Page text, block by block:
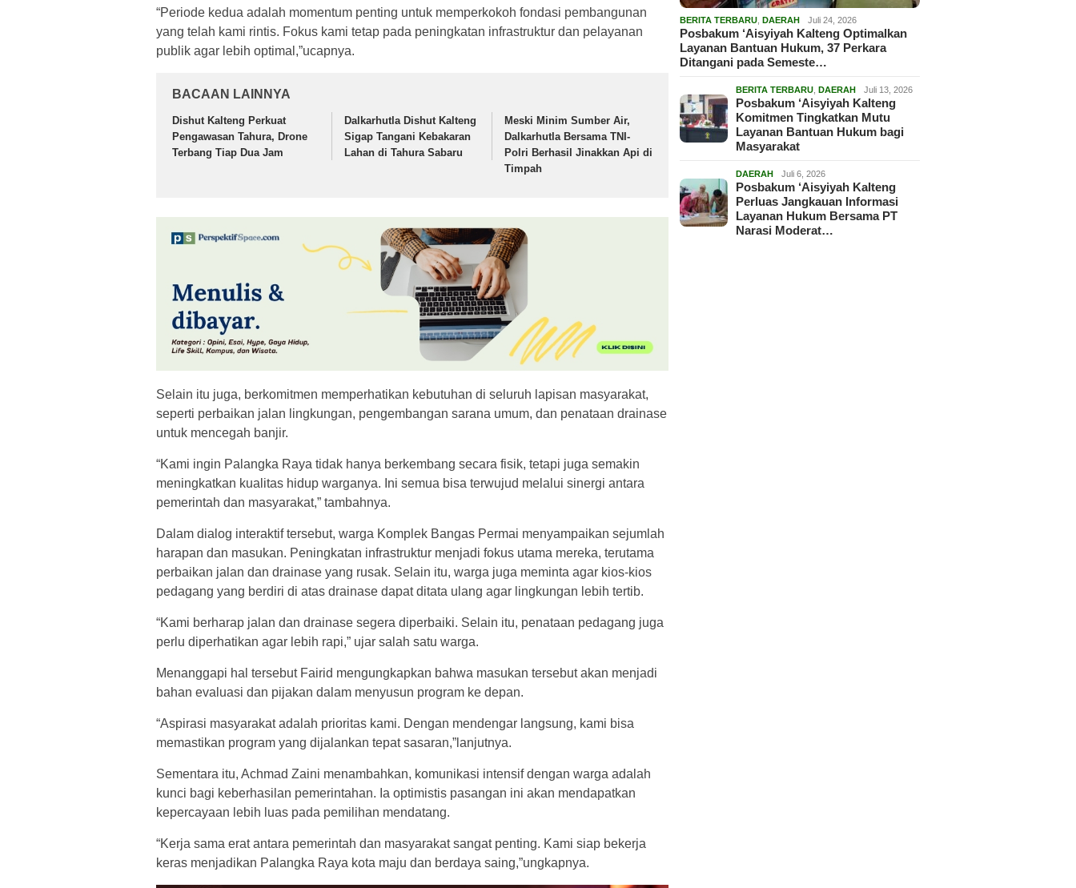
“Periode kedua adalah momentum penting untuk memperkokoh fondasi pembangunan
yang telah kami rintis. Fokus kami tetap pada peningkatan infrastruktur dan pelayanan
publik agar lebih optimal,”ucapnya.
BACAAN LAINNYA
Dishut Kalteng Perkuat
Pengawasan Tahura, Drone
Terbang Tiap Dua Jam
Dalkarhutla Dishut Kalteng
Sigap Tangani Kebakaran
Lahan di Tahura Sabaru
Meski Minim Sumber Air,
Dalkarhutla Bersama TNI-
Polri Berhasil Jinakkan Api di
Timpah
Selain itu juga, berkomitmen memperhatikan kebutuhan di seluruh lapisan masyarakat,
seperti perbaikan jalan lingkungan, pengembangan sarana umum, dan penataan drainase
untuk mencegah banjir.
“Kami ingin Palangka Raya tidak hanya berkembang secara fisik, tetapi juga semakin
meningkatkan kualitas hidup warganya. Ini semua bisa terwujud melalui sinergi antara
pemerintah dan masyarakat,” tambahnya.
Dalam dialog interaktif tersebut, warga Komplek Bangas Permai menyampaikan sejumlah
harapan dan masukan. Peningkatan infrastruktur menjadi fokus utama mereka, terutama
perbaikan jalan dan drainase yang rusak. Selain itu, warga juga meminta agar kios-kios
pedagang yang berdiri di atas drainase dapat ditata ulang agar lingkungan lebih tertib.
“Kami berharap jalan dan drainase segera diperbaiki. Selain itu, penataan pedagang juga
perlu diperhatikan agar lebih rapi,” ujar salah satu warga.
Menanggapi hal tersebut Fairid mengungkapkan bahwa masukan tersebut akan menjadi
bahan evaluasi dan pijakan dalam menyusun program ke depan.
“Aspirasi masyarakat adalah prioritas kami. Dengan mendengar langsung, kami bisa
memastikan program yang dijalankan tepat sasaran,”lanjutnya.
Sementara itu, Achmad Zaini menambahkan, komunikasi intensif dengan warga adalah
kunci bagi keberhasilan pemerintahan. Ia optimistis pasangan ini akan mendapatkan
kepercayaan lebih luas pada pemilihan mendatang.
“Kerja sama erat antara pemerintah dan masyarakat sangat penting. Kami siap bekerja
keras menjadikan Palangka Raya kota maju dan berdaya saing,”ungkapnya.
BERITA TERBARU ,DAERAH Juli 24, 2026
Posbakum ‘Aisyiyah Kalteng Optimalkan
Layanan Bantuan Hukum, 37 Perkara
Ditangani pada Semeste…
BERITA TERBARU ,DAERAH Juli 13, 2026
Posbakum ‘Aisyiyah Kalteng
Komitmen Tingkatkan Mutu
Layanan Bantuan Hukum bagi
Masyarakat
DAERAH Juli 6, 2026
Posbakum ‘Aisyiyah Kalteng
Perluas Jangkauan Informasi
Layanan Hukum Bersama PT
Narasi Moderat…